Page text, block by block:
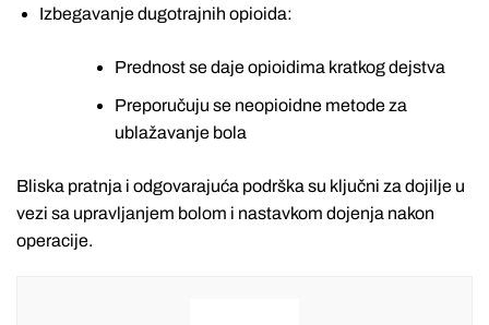
Izbegavanje dugotrajnih opioida:
Prednost se daje opioidima kratkog dejstva
Preporučuju se neopioidne metode za
ublažavanje bola
Bliska pratnja i odgovarajuća podrška su ključni za dojilje u
vezi sa upravljanjem bolom i nastavkom dojenja nakon
operacije.